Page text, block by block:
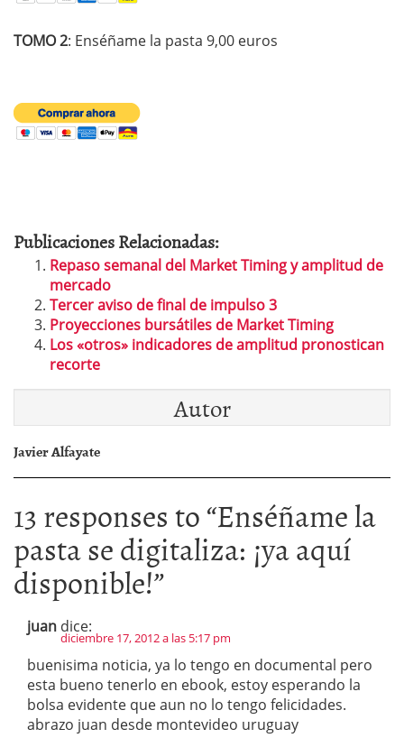
TOMO 2: Enséñame la pasta 9,00 euros
Publicaciones Relacionadas:
Repaso semanal del Market Timing y amplitud de
mercado
Tercer aviso de final de impulso 3
Proyecciones bursátiles de Market Timing
Los «otros» indicadores de amplitud pronostican
recorte
Autor
Javier Alfayate
13 responses to “Enséñame la
pasta se digitaliza: ¡ya aquí
disponible!”
juan dice:
diciembre 17, 2012 a las 5:17 pm
buenisima noticia, ya lo tengo en documental pero
esta bueno tenerlo en ebook, estoy esperando la
bolsa evidente que aun no lo tengo felicidades.
abrazo juan desde montevideo uruguay